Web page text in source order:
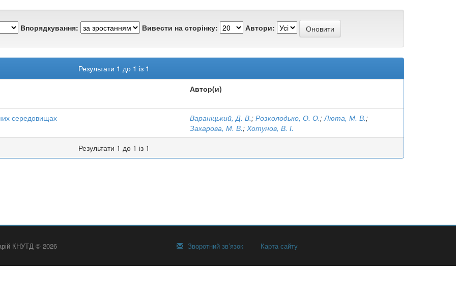
Впорядкування: Вивести на сторінку: Автори:
Результати 1 до 1 із 1
Автор(и)
середовищах Вараніцький, Д. В.; Розколодько, О. О.;Люта, М. В.;
Захарова, М. В.; Хотунов, В. І.
Результати 1 до 1 із 1
КНУТД © 2026 Зворотний зв’язок Карта сайту